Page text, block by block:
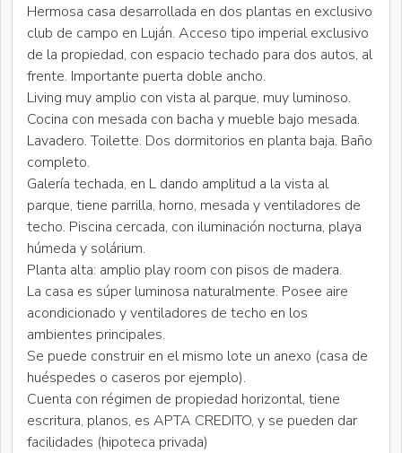
Hermosa casa desarrollada en dos plantas en exclusivo
club de campo en Luján. Acceso tipo imperial exclusivo
de la propiedad, con espacio techado para dos autos, al
frente. Importante puerta doble ancho.
Living muy amplio con vista al parque, muy luminoso.
Cocina con mesada con bacha y mueble bajo mesada.
Lavadero. Toilette. Dos dormitorios en planta baja. Baño
completo.
Galería techada, en L dando amplitud a la vista al
parque, tiene parrilla, horno, mesada y ventiladores de
techo. Piscina cercada, con iluminación nocturna, playa
húmeda y solárium.
Planta alta: amplio play room con pisos de madera.
La casa es súper luminosa naturalmente. Posee aire
acondicionado y ventiladores de techo en los
ambientes principales.
Se puede construir en el mismo lote un anexo (casa de
huéspedes o caseros por ejemplo).
Cuenta con régimen de propiedad horizontal, tiene
escritura, planos, es APTA CREDITO, y se pueden dar
facilidades (hipoteca privada)